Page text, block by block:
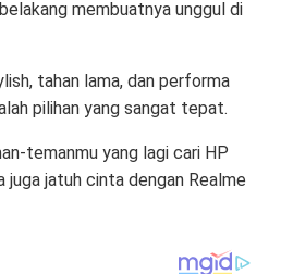
membuatnya unggul di
tahan lama, dan performa
pilihan yang sangat tepat.
temanmu yang lagi cari HP
juga jatuh cinta dengan Realme